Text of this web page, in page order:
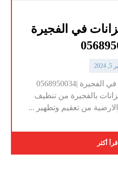
في الفجيرة
شركة تنظيف خزانات في الفجيرة |0568950034
بالفجيرة من تنظيف
والارضية من تعقيم وتطهير ...
اقرأ أكثر